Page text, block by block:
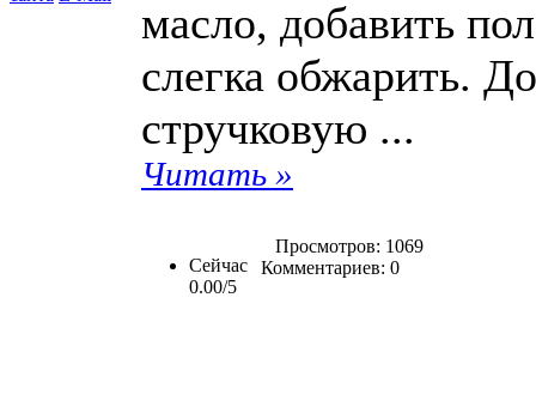
масло, добавить
слегка обжарить.
стручковую ...
Читать »
Сейчас
0.00/5
Просмотров: 1069
Комментариев: 0